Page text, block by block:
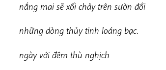
nắng mai sẽ xối chảy trên sườn đồi
những dòng thủy tinh loáng bạc.
ngày với đêm thù nghịch